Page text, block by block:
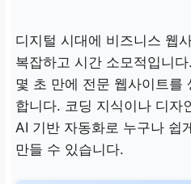
디지털 시대에 비즈니스 웹
복잡하고 시간 소모적입니다.
몇 초 만에 전문 웹사이트를
합니다. 코딩 지식이나 디자
AI 기반 자동화로 누구나 쉽
만들 수 있습니다.